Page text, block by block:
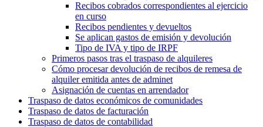
Recibos cobrados correspondientes al ejercicio
en curso
Recibos pendientes y devueltos
Se aplican gastos de emisión y devolución
Tipo de IVA y tipo de IRPF
Primeros pasos tras el traspaso de alquileres
Cómo procesar devolución de recibos de remesa de
alquiler emitida antes de adminet
Asignación de cuentas en arrendador
Traspaso de datos económicos de comunidades
Traspaso de datos de facturación
Traspaso de datos de contabilidad